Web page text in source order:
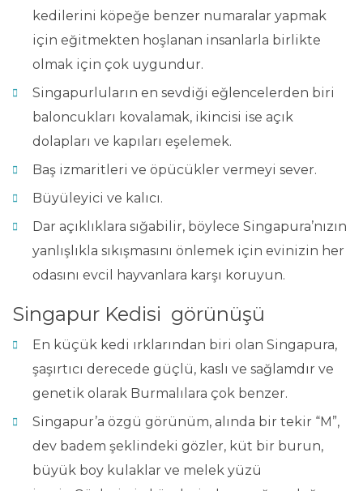
kedilerini köpeğe benzer numaralar yapmak
için eğitmekten hoşlanan insanlarla birlikte
olmak için çok uygundur.
Singapurluların en sevdiği eğlencelerden biri
baloncukları kovalamak, ikincisi ise açık
dolapları ve kapıları eşelemek.
Baş izmaritleri ve öpücükler vermeyi sever.
Büyüleyici ve kalıcı.
Dar açıklıklara sığabilir, böylece Singapura’nızın
yanlışlıkla sıkışmasını önlemek için evinizin her
odasını evcil hayvanlara karşı koruyun.
Singapur Kedisi görünüşü
En küçük kedi ırklarından biri olan Singapura,
şaşırtıcı derecede güçlü, kaslı ve sağlamdır ve
genetik olarak Burmalılara çok benzer.
Singapur’a özgü görünüm, alında bir tekir “M”,
dev badem şeklindeki gözler, küt bir burun,
büyük boy kulaklar ve melek yüzü